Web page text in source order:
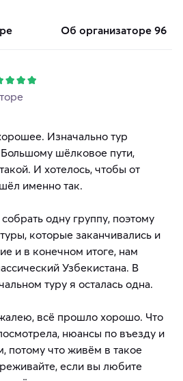
об организаторе 96
Изначально тур
шёлковое пути,
И хотелось, чтобы от
именно так.
одну группу, поэтому
которые заканчивались и
и в конечном итоге, нам
Узбекистана. В
туру я осталась одна.
всё прошло хорошо. Что
нюансы по въезду и
потому что живём в такое
если вы любите